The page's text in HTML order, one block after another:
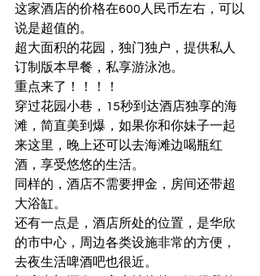
这家酒店的价格在600人民币左右，可以
说是超值的。
超大面积的花园，独门独户，提供私人
订制版本早餐，私享游泳池。
重点来了！！！！
穿过花园小巷，15秒到达酒店独享的海
滩，简直美到爆，如果你和你妹子一起
来这里，晚上还可以去海滩边喝瓶红
酒，享受悠悠的生活。
同样的，酒店不需要押金，房间还带超
大浴缸。
还有一点是，酒店所处的位置，是华欣
的市中心，周边各类设施非常的方便，
去夜生活啤酒吧也很近。